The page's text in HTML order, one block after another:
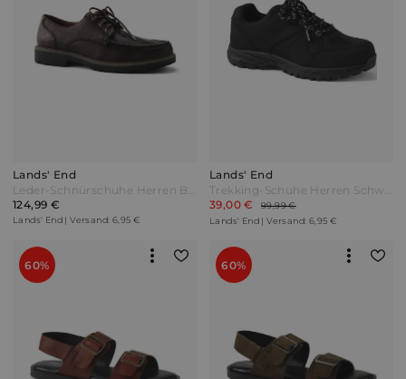
Lands' End
Leder-Schnürschuhe Herren Braun by Lands' End
124,99 €
Lands' End | Versand: 6,95 €
Lands' End
Trekking-Schuhe Herren Schwarz by Lands' End
39,00 €
99,99 €
Lands' End | Versand: 6,95 €
60% 60%